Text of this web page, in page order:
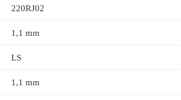
220RJ02
1,1 mm
LS
1,1 mm